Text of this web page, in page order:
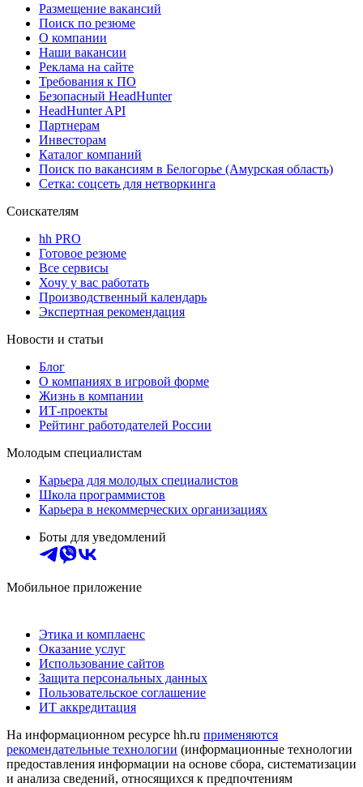
Размещение вакансий
Поиск по резюме
О компании
Наши вакансии
Реклама на сайте
Требования к ПО
Безопасный HeadHunter
HeadHunter API
Партнерам
Инвесторам
Каталог компаний
Поиск по вакансиям в Белогорье (Амурская область)
Сетка: соцсеть для нетворкинга
Соискателям
hh PRO
Готовое резюме
Все сервисы
Хочу у вас работать
Производственный календарь
Экспертная рекомендация
Новости и статьи
Блог
О компаниях в игровой форме
Жизнь в компании
ИТ-проекты
Рейтинг работодателей России
Молодым специалистам
Карьера для молодых специалистов
Школа программистов
Карьера в некоммерческих организациях
Боты для уведомлений
Мобильное приложение
Этика и комплаенс
Оказание услуг
Использование сайтов
Защита персональных данных
Пользовательское соглашение
ИТ аккредитация
На информационном ресурсе hh.ru применяются
рекомендательные технологии (информационные технологии
предоставления информации на основе сбора, систематизации
и анализа сведений, относящихся к предпочтениям